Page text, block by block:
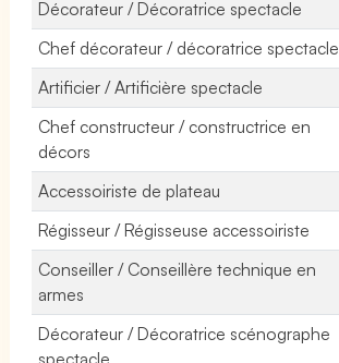
Décorateur / Décoratrice spectacle
Chef décorateur / décoratrice spectacle
Artificier / Artificière spectacle
Chef constructeur / constructrice en
décors
Accessoiriste de plateau
Régisseur / Régisseuse accessoiriste
Conseiller / Conseillère technique en
armes
Décorateur / Décoratrice scénographe
spectacle